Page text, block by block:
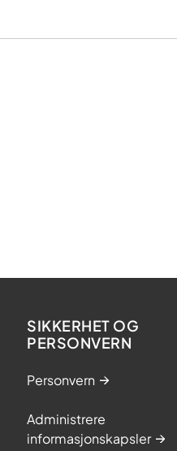
SIKKERHET OG
PERSONVERN
Personvern
Administrere
informasjonskapsler